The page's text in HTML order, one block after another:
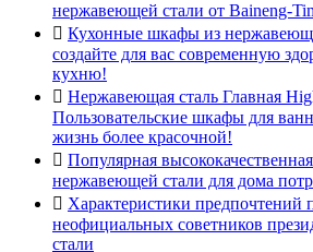
нержавеющей стали от Baineng-
 Кухонные шкафы из
создайте для вас современную
кухню!
 Нержавеющая сталь Главная
Пользовательские шкафы для
жизнь более красочной!
 Популярная
нержавеющей стали для дома
 Характеристики предпочтений
неофициальных советников
стали